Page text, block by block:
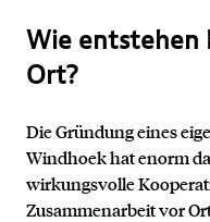
Wie entstehen
Ort?
Die Gründung eines
Windhoek hat enorm
wirkungsvolle
Zusammenarbeit vor